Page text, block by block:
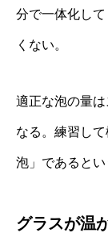
分で一体化し
くない。
適正な泡の量
なる。練習し
泡」であるとい
グラスが温